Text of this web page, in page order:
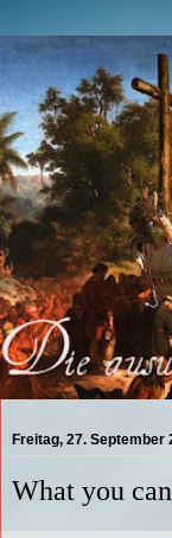
Freitag, 27. September
What you